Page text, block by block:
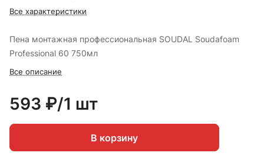
Все характеристики
Пена монтажная профессиональная SOUDAL Soudafoam
Professional 60 750мл
Все описание
593 ₽/1 шт
В корзину